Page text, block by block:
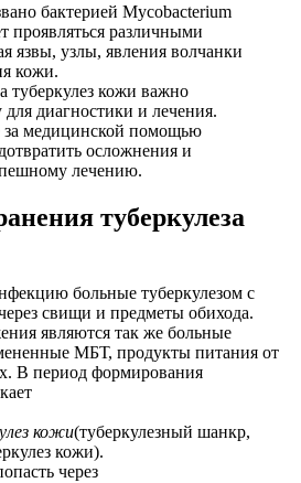
бактерией Mycobacterium
проявляться различными
язвы, узлы, явления волчанки
кожи.
туберкулез кожи важно
для диагностики и лечения.
за медицинской помощью
осложнения и
лечению.
туберкулеза
больные туберкулезом с
свищи и предметы обихода.
являются так же больные
МБТ, продукты питания от
В период формирования
кожи(туберкулезный шанкр,
кожи).
через